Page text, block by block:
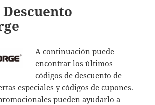
Descuento
A continuación puede
encontrar los últimos
códigos de descuento de
especiales y códigos de cupones.
pueden ayudarlo a